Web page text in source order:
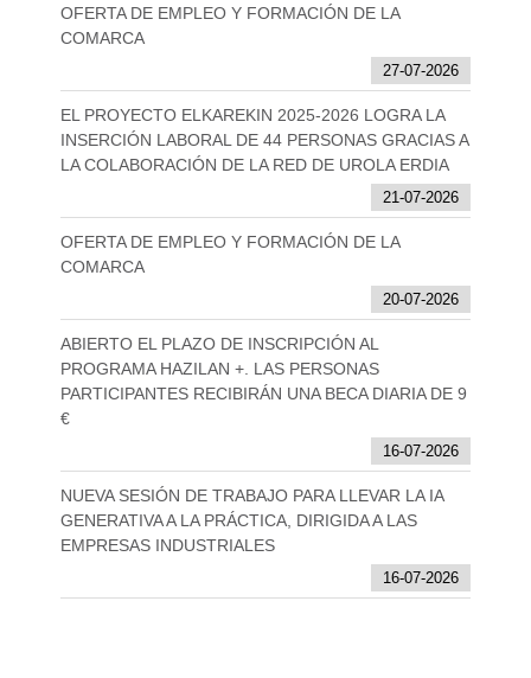
OFERTA DE EMPLEO Y FORMACIÓN DE LA
COMARCA
27-07-2026
EL PROYECTO ELKAREKIN 2025-2026 LOGRA LA
INSERCIÓN LABORAL DE 44 PERSONAS GRACIAS A
LA COLABORACIÓN DE LA RED DE UROLA ERDIA
21-07-2026
OFERTA DE EMPLEO Y FORMACIÓN DE LA
COMARCA
20-07-2026
ABIERTO EL PLAZO DE INSCRIPCIÓN AL
PROGRAMA HAZILAN +. LAS PERSONAS
PARTICIPANTES RECIBIRÁN UNA BECA DIARIA DE 9
€
16-07-2026
NUEVA SESIÓN DE TRABAJO PARA LLEVAR LA IA
GENERATIVA A LA PRÁCTICA, DIRIGIDA A LAS
EMPRESAS INDUSTRIALES
16-07-2026